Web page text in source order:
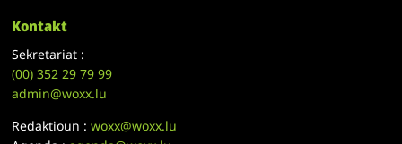
Kontakt
Sekretariat :
(00)352 29 79 99
admin@woxx.lu
Redaktioun :woxx@woxx.lu